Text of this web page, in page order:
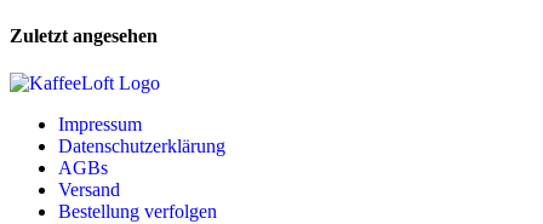
Zuletzt angesehen
Impressum
Datenschutzerklärung
AGBs
Versand
Bestellung verfolgen